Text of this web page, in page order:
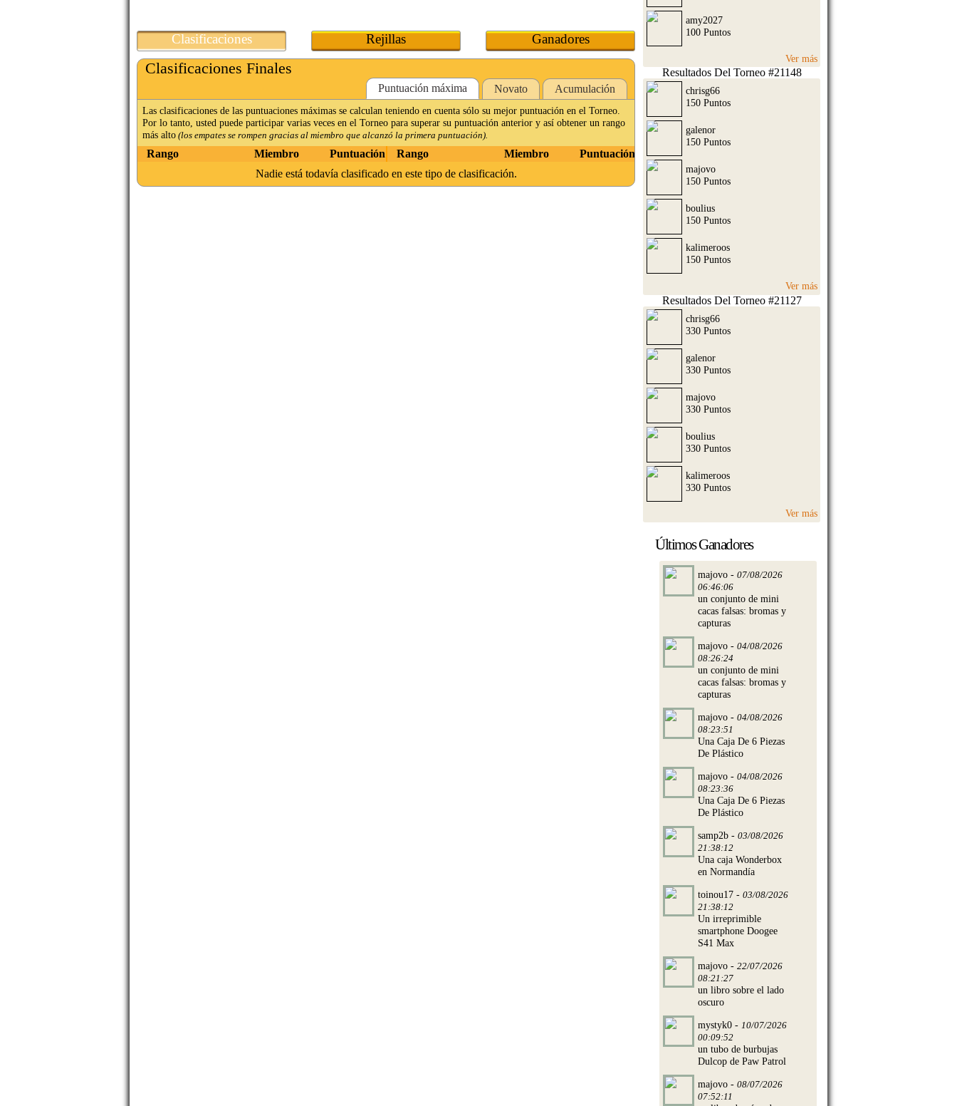
Clasificaciones Rejillas Ganadores
Clasificaciones Finales
Puntuación máxima Novato Acumulación
Las clasificaciones de las puntuaciones máximas se calculan teniendo en cuenta sólo su mejor puntuación en el Torneo.
Por lo tanto, usted puede participar varias veces en el Torneo para superar su puntuación anterior y así obtener un rango
más alto (los empates se rompen gracias al miembro que alcanzó la primera puntuación).
Rango Miembro Puntuación Rango Miembro
Puntuación
Nadie está todavía clasificado en este tipo de clasificación.
amy2027
100 Puntos
Ver más
Resultados Del Torneo #21148
chrisg66
150 Puntos
galenor
150 Puntos
majovo
150 Puntos
boulius
150 Puntos
kalimeroos
150 Puntos
Ver más
Resultados Del Torneo #21127
chrisg66
330 Puntos
galenor
330 Puntos
majovo
330 Puntos
boulius
330 Puntos
kalimeroos
330 Puntos
Ver más
Últimos Ganadores
majovo - 07/08/2026
06:46:06
un conjunto de mini
cacas falsas: bromas y
capturas
majovo - 04/08/2026
08:26:24
un conjunto de mini
cacas falsas: bromas y
capturas
majovo - 04/08/2026
08:23:51
Una Caja De 6 Piezas
De Plástico
majovo - 04/08/2026
08:23:36
Una Caja De 6 Piezas
De Plástico
samp2b - 03/08/2026
21:38:12
Una caja Wonderbox
en Normandía
toinou17 - 03/08/2026
21:38:12
Un irreprimible
smartphone Doogee
S41 Max
majovo - 22/07/2026
08:21:27
un libro sobre el lado
oscuro
mystyk0 - 10/07/2026
00:09:52
un tubo de burbujas
Dulcop de Paw Patrol
majovo - 08/07/2026
07:52:11